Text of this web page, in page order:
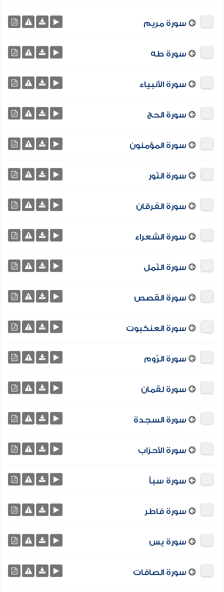
سورة مريم
سورة طه
سورة الأنبياء
سورة الحج
سورة المؤمنون
سورة النّور
سورة الفرقان
سورة الشعراء
سورة النّمل
سورة القصص
سورة العنكبوت
سورة الرّوم
سورة لقمان
سورة السجدة
سورة الأحزاب
سورة سبأ
سورة فاطر
سورة يس
سورة الصافات